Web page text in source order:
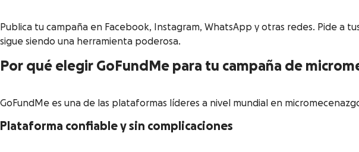
Publica tu campaña en Facebook, Instagram, WhatsApp y otras redes. Pide a
sigue siendo una herramienta poderosa.
Por qué elegir GoFundMe para tu campaña de
GoFundMe es una de las plataformas líderes a nivel mundial en
Plataforma confiable y sin complicaciones